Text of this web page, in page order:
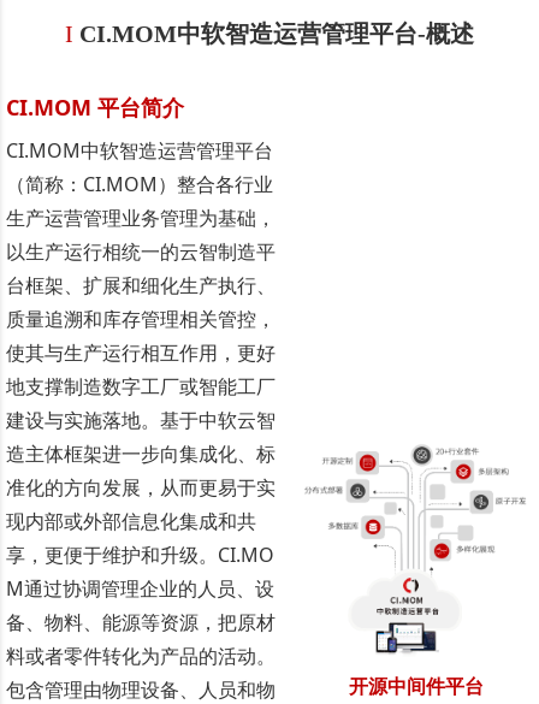
I CI.MOM中软智造运营管理平台-概述
CI.MOM 平台简介
开源中间件平台
CI.MOM中软智造运营管理平台
（简称：CI.MOM）整合各行业
生产运营管理业务管理为基础，
以生产运行相统一的云智制造平
台框架、扩展和细化生产执行、
质量追溯和库存管理相关管控，
使其与生产运行相互作用，更好
地支撑制造数字工厂或智能工厂
建设与实施落地。基于中软云智
造主体框架进一步向集成化、标
准化的方向发展，从而更易于实
现内部或外部信息化集成和共
享，更便于维护和升级。CI.MO
M通过协调管理企业的人员、设
备、物料、能源等资源，把原材
料或者零件转化为产品的活动。
包含管理由物理设备、人员和物